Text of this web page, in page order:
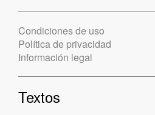
Condiciones de uso
Política de privacidad
Información legal
Textos